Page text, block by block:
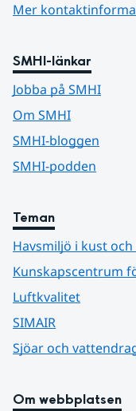
Mer
SMHI-länkar
Jobba på SMHI
Om SMHI
SMHI-bloggen
SMHI-podden
Teman
Havsmiljö i kust och
Kunskapscentrum
Luftkvalitet
SIMAIR
Sjöar och
Om webbplatsen